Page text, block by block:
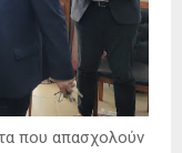
που απασχολούν